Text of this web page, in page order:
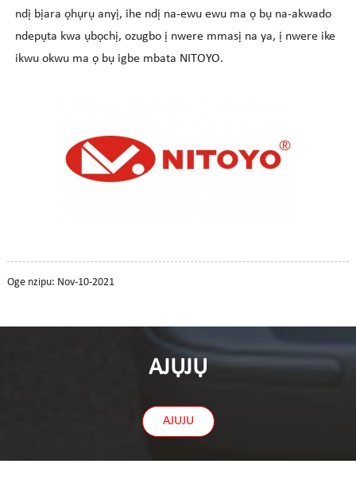
ndị bịara ọhụrụ anyị, ihe ndị na-ewu ewu ma ọ bụ na-akwado
ndepụta kwa ụbọchị, ozugbo ị nwere mmasị na ya, ị nwere ike
ikwu okwu ma ọ bụ igbe mbata NITOYO.
Oge nzipu: Nov-10-2021
AJỤJỤ
AJUJU